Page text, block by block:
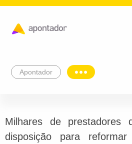
Apontador
Milhares de prestadores
disposição para